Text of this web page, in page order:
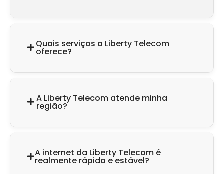
Quais serviços a Liberty Telecom
oferece?
A Liberty Telecom atende minha
região?
A internet da Liberty Telecom é
realmente rápida e estável?